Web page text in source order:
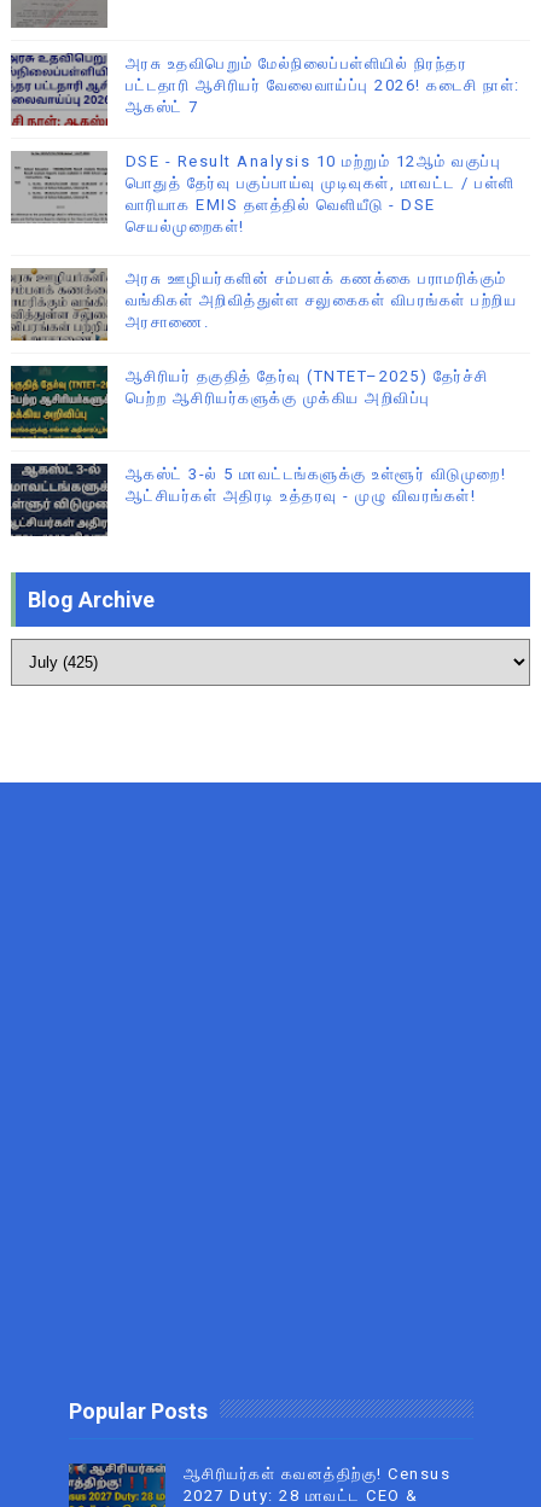
அரசு உதவிபெறும் மேல்நிலைப்பள்ளியில் நிரந்தர
பட்டதாரி ஆசிரியர் வேலைவாய்ப்பு 2026! கடைசி நாள்:
ஆகஸ்ட் 7
DSE - Result Analysis 10 மற்றும் 12ஆம் வகுப்பு
பொதுத் தேர்வு பகுப்பாய்வு முடிவுகள், மாவட்ட / பள்ளி
வாரியாக EMIS தளத்தில் வெளியீடு - DSE
செயல்முறைகள்!
அரசு ஊழியர்களின் சம்பளக் கணக்கை பராமரிக்கும்
வங்கிகள் அறிவித்துள்ள சலுகைகள் விபரங்கள் பற்றிய
அரசாணை.
ஆசிரியர் தகுதித் தேர்வு (TNTET–2025) தேர்ச்சி
பெற்ற ஆசிரியர்களுக்கு முக்கிய அறிவிப்பு
ஆகஸ்ட் 3-ல் 5 மாவட்டங்களுக்கு உள்ளூர் விடுமுறை!
ஆட்சியர்கள் அதிரடி உத்தரவு - முழு விவரங்கள்!
Blog Archive
Popular Posts
ஆசிரியர்கள் கவனத்திற்கு! Census
2027 Duty: 28 மாவட்ட CEO &